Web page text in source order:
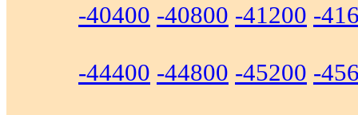
-40400 -40800 -41200 -
-44400 -44800 -45200 -